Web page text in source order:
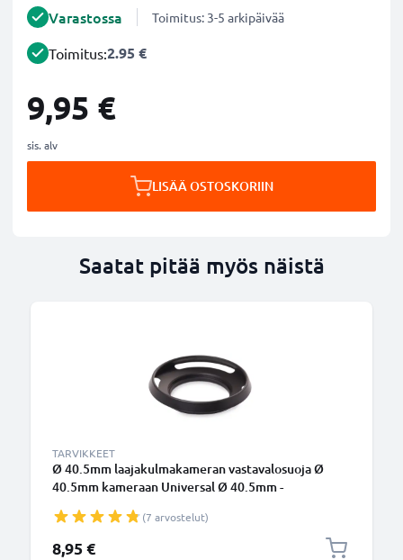
Varastossa Toimitus: 3-5 arkipäivää
Toimitus:2.95 €
9,95 €
sis. alv
LISÄÄ OSTOSKORIIN
Saatat pitää myös näistä
TARVIKKEET
Ø 40.5mm laajakulmakameran vastavalosuoja Ø
40.5mm kameraan Universal Ø 40.5mm -
vastavalosuoja tuotemerkiltä CELLONIC
(7 arvostelut)
8,95 €